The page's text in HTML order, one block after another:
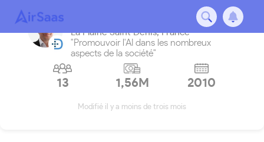
La Plaine Saint Denis,France
"Promouvoir l'AI dans les nombreux
aspects de la société"
13 1,56M 2010
Modifié il y a moins de trois mois